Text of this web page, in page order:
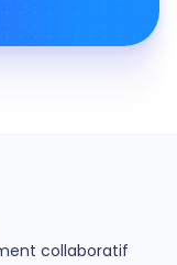
collaboratif